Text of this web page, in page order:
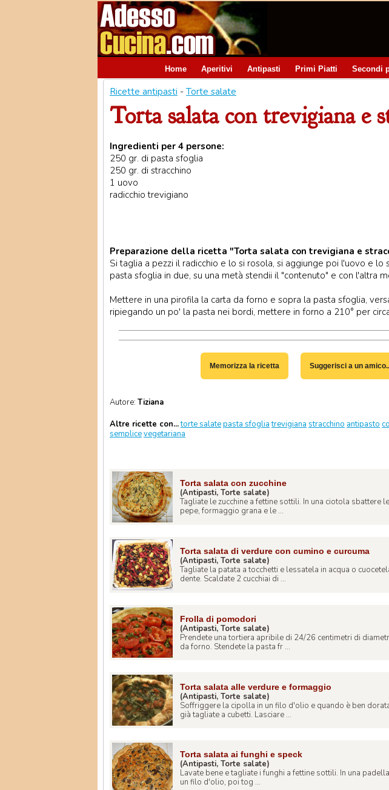
Home Aperitivi Antipasti Primi Piatti Secondi
Ricette antipasti - Torte salate
Torta salata con trevigiana e
Ingredienti per 4 persone:
250 gr. di pasta sfoglia
250 gr. di stracchino
1 uovo
radicchio trevigiano
Preparazione della ricetta "Torta salata con trevigiana e
Si taglia a pezzi il radicchio e lo si rosola, si aggiunge poi l'uovo e lo
pasta sfoglia in due, su una metà stendii il "contenuto" e con l'altra
Mettere in una pirofila la carta da forno e sopra la pasta sfoglia,
ripiegando un po' la pasta nei bordi, mettere in forno a 210° per
Memorizza la ricetta Suggerisci a un
Autore: Tiziana
Altre ricette con...torte salatepasta sfoglia trevigiana stracchino antipasto
semplicevegetariana
Torta salata con zucchine
(Antipasti, Torte salate)
Tagliate le zucchine a fettine sottili. In una ciotola sbattere
pepe, formaggio grana e le ...
Torta salata di verdure con cumino e curcuma
(Antipasti, Torte salate)
Tagliate la patata a tocchetti e lessatela in acqua o
dente. Scaldate 2 cucchiai di ...
Frolla di pomodori
(Antipasti, Torte salate)
Prendete una tortiera apribile di 24/26 centimetri di
da forno. Stendete la pasta fr ...
Torta salata alle verdure e formaggio
(Antipasti, Torte salate)
Soffriggere la cipolla in un filo d'olio e quando è ben
già tagliate a cubetti. Lasciare ...
Torta salata ai funghi e speck
(Antipasti, Torte salate)
Lavate bene e tagliate i funghi a fettine sottili. In una
un filo d'olio, poi tog ...